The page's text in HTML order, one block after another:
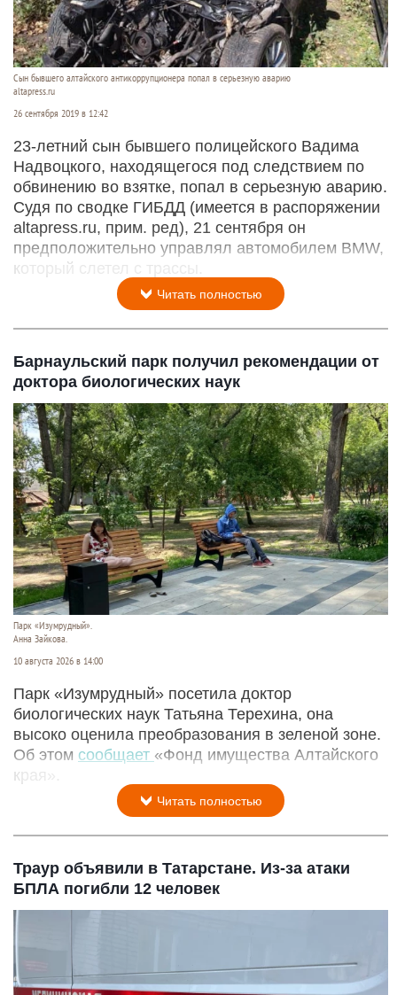
Сын бывшего алтайского антикоррупционера попал в серьезную аварию
altapress.ru
26 сентября 2019 в 12:42
23-летний сын бывшего полицейского Вадима
Надвоцкого, находящегося под следствием по
обвинению во взятке, попал в серьезную аварию.
Судя по сводке ГИБДД (имеется в распоряжении
altapress.ru, прим. ред), 21 сентября он
предположительно управлял автомобилем BMW,
который слетел с трассы.
Читать полностью
Барнаульский парк получил рекомендации от
доктора биологических наук
Парк «Изумрудный».
Анна Зайкова.
10 августа 2026 в 14:00
Парк «Изумрудный» посетила доктор
биологических наук Татьяна Терехина, она
высоко оценила преобразования в зеленой зоне.
Об этом сообщает «Фонд имущества Алтайского
края».
Читать полностью
Траур объявили в Татарстане. Из-за атаки
БПЛА погибли 12 человек